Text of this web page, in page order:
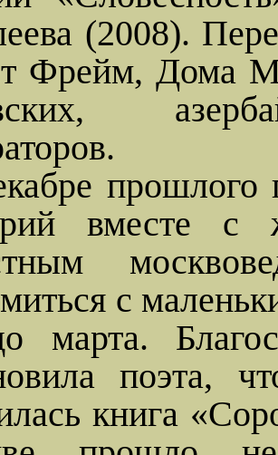
(2008).
Фрейм, Дома
прошлого
вместе с
с
марта.
поэта,
книга